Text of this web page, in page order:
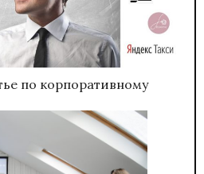
по корпоративному